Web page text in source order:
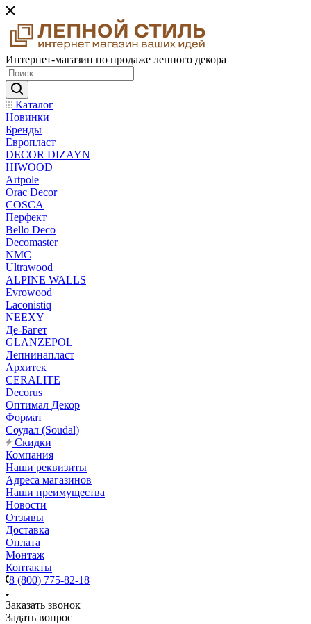
Интернет-магазин по продаже лепного декора
Каталог
Новинки
Бренды
Европласт
DECOR DIZAYN
HIWOOD
Artpole
Orac Decor
COSCA
Перфект
Bello Deco
Decomaster
NMС
Ultrawood
ALPINE WALLS
Evrowood
Laconistiq
NEEXY
Де-Багет
GLANZEPOL
Лепнинапласт
Архитек
CERALITE
Decorus
Оптимал Декор
Формат
Соудал (Soudal)
Скидки
Компания
Наши реквизиты
Адреса магазинов
Наши преимущества
Новости
Отзывы
Доставка
Оплата
Монтаж
Контакты
8 (800) 775-82-18
Заказать звонок
Задать вопрос